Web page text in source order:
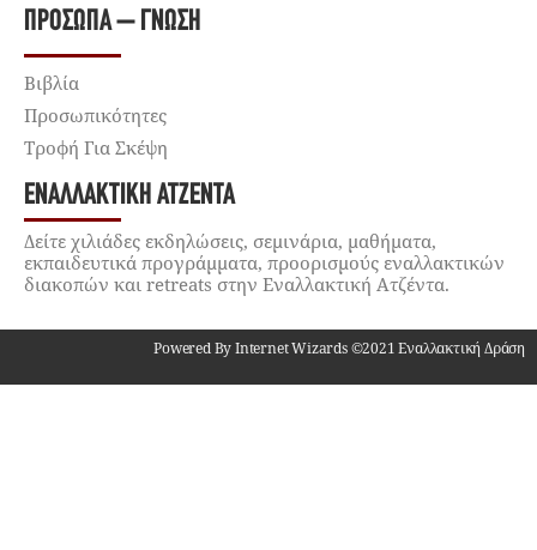
ΠΡΌΣΩΠΑ – ΓΝΏΣΗ
Βιβλία
Προσωπικότητες
Τροφή Για Σκέψη
ΕΝΑΛΛΑΚΤΙΚΉ ΑΤΖΈΝΤΑ
Δείτε χιλιάδες εκδηλώσεις, σεμινάρια, μαθήματα,
εκπαιδευτικά προγράμματα, προορισμούς εναλλακτικών
διακοπών και retreats στην Εναλλακτική Ατζέντα.
Powered By Internet Wizards ©2021 Εναλλακτική Δράση